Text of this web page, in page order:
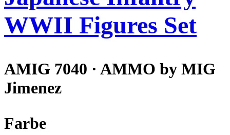
WWII Figures Set
AMIG 7040 · AMMO by MIG
Jimenez
Farbe